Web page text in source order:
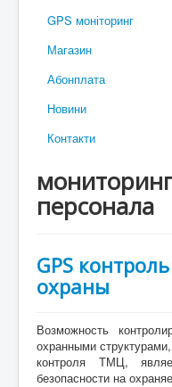
GPS моніторинг
Магазин
Абонплата
Новини
Контакти
персонала
GPS
охраны
Возможность
охранными
контроля ТМЦ,
безопасности на